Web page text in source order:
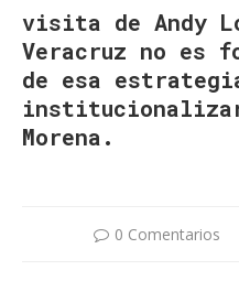
visita de Andy
Veracruz no es
de esa
Morena.
0 Comentarios